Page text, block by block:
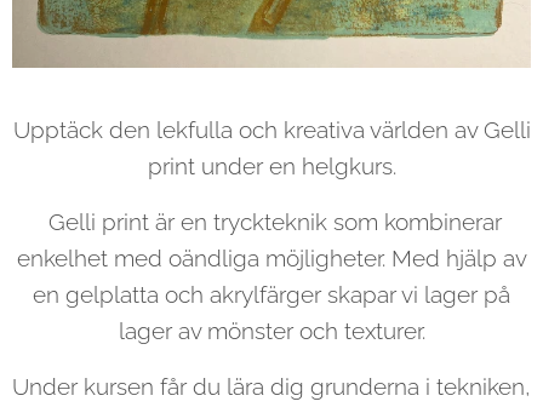
Upptäck den lekfulla och kreativa världen av Gelli
print under en helgkurs.
Gelli print är en tryckteknik som kombinerar
enkelhet med oändliga möjligheter. Med hjälp av
en gelplatta och akrylfärger skapar vi lager på
lager av mönster och texturer.
Under kursen får du lära dig grunderna i tekniken,